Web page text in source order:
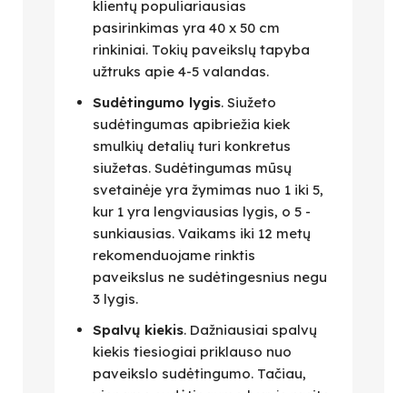
klientų populiariausias
pasirinkimas yra 40 x 50 cm
rinkiniai. Tokių paveikslų tapyba
užtruks apie 4-5 valandas.
Sudėtingumo lygis. Siužeto
sudėtingumas apibriežia kiek
smulkių detalių turi konkretus
siužetas. Sudėtingumas mūsų
svetainėje yra žymimas nuo 1 iki 5,
kur 1 yra lengviausias lygis, o 5 -
sunkiausias. Vaikams iki 12 metų
rekomenduojame rinktis
paveikslus ne sudėtingesnius negu
3 lygis.
Spalvų kiekis. Dažniausiai spalvų
kiekis tiesiogiai priklauso nuo
paveikslo sudėtingumo. Tačiau,